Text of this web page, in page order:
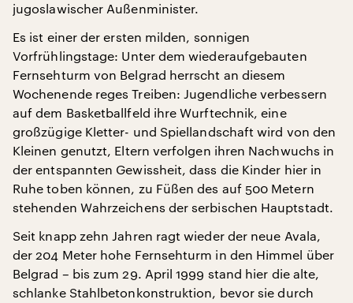
jugoslawischer Außenminister.
Es ist einer der ersten milden, sonnigen
Vorfrühlingstage: Unter dem wiederaufgebauten
Fernsehturm von Belgrad herrscht an diesem
Wochenende reges Treiben: Jugendliche verbessern
auf dem Basketballfeld ihre Wurftechnik, eine
großzügige Kletter- und Spiellandschaft wird von den
Kleinen genutzt, Eltern verfolgen ihren Nachwuchs in
der entspannten Gewissheit, dass die Kinder hier in
Ruhe toben können, zu Füßen des auf 500 Metern
stehenden Wahrzeichens der serbischen Hauptstadt.
Seit knapp zehn Jahren ragt wieder der neue Avala,
der 204 Meter hohe Fernsehturm in den Himmel über
Belgrad – bis zum 29. April 1999 stand hier die alte,
schlanke Stahlbetonkonstruktion, bevor sie durch